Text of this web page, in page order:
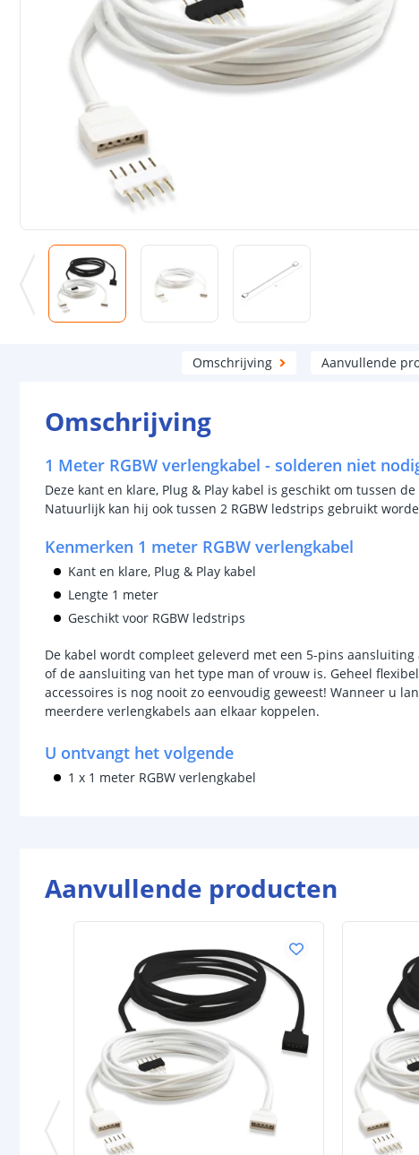
Omschrijving Aanvullende
Omschrijving
1 Meter RGBW verlengkabel - solderen niet
Deze kant en klare, Plug & Play kabel is geschikt om tussen
Natuurlijk kan hij ook tussen 2 RGBW ledstrips gebruikt
Kenmerken 1 meter RGBW verlengkabel
Kant en klare, Plug & Play kabel
Lengte 1 meter
Geschikt voor RGBW ledstrips
De kabel wordt compleet geleverd met een 5-pins
of de aansluiting van het type man of vrouw is. Geheel
accessoires is nog nooit zo eenvoudig geweest! Wanneer u
meerdere verlengkabels aan elkaar koppelen.
U ontvangt het volgende
1 x 1 meter RGBW verlengkabel
Aanvullende producten